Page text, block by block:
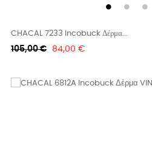
CHACAL 7233 Incobuck Δέρμα...
Κανονική
105,00 € Τιμή
84,00 €